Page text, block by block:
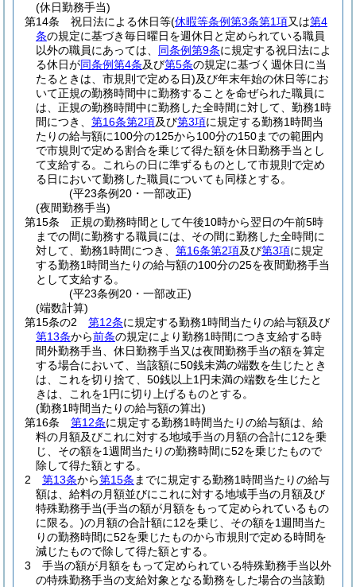
(休日勤務手当)
第14条
祝日法による休日等(休暇等条例第3条第1項又は第4
条の規定に基づき毎日曜日を週休日と定められている職員
以外の職員にあっては、 同条例第9条に規定する祝日法によ
る休日が同条例第4条及び第5条の規定に基づく週休日に当
たるときは、市規則で定める日)及び年末年始の休日等にお
いて正規の勤務時間中に勤務することを命ぜられた職員に
は、正規の勤務時間中に勤務した全時間に対して、勤務1時
間につき、 第16条第2項及び第3項に規定する勤務1時間当
たりの給与額に100分の125から100分の150までの範囲内
で市規則で定める割合を乗じて得た額を休日勤務手当とし
て支給する。
これらの日に準ずるものとして市規則で定め
る日において勤務した職員についても同様とする。
(平23条例20・一部改正)
(夜間勤務手当)
第15条
正規の勤務時間として午後10時から翌日の午前5時
までの間に勤務する職員には、その間に勤務した全時間に
対して、勤務1時間につき、 第16条第2項及び第3項に規定
する勤務1時間当たりの給与額の100分の25を夜間勤務手当
として支給する。
(平23条例20・一部改正)
(端数計算)
第15条の2
第12条に規定する勤務1時間当たりの給与額及び
第13条から前条の規定により勤務1時間につき支給する時
間外勤務手当、休日勤務手当又は夜間勤務手当の額を算定
する場合において、当該額に50銭未満の端数を生じたとき
は、これを切り捨て、50銭以上1円未満の端数を生じたと
きは、これを1円に切り上げるものとする。
(勤務1時間当たりの給与額の算出)
第16条
第12条に規定する勤務1時間当たりの給与額は、給
料の月額及びこれに対する地域手当の月額の合計に12を乗
じ、その額を1週間当たりの勤務時間に52を乗じたもので
除して得た額とする。
2
第13条から第15条 までに規定する勤務1時間当たりの給与
額は、給料の月額並びにこれに対する地域手当の月額及び
特殊勤務手当(手当の額が月額をもって定められているもの
に限る。)の月額の合計額に12を乗じ、その額を1週間当た
りの勤務時間に52を乗じたものから市規則で定める時間を
減じたもので除して得た額とする。
3
手当の額が月額をもって定められている特殊勤務手当以外
の特殊勤務手当の支給対象となる勤務をした場合の当該勤